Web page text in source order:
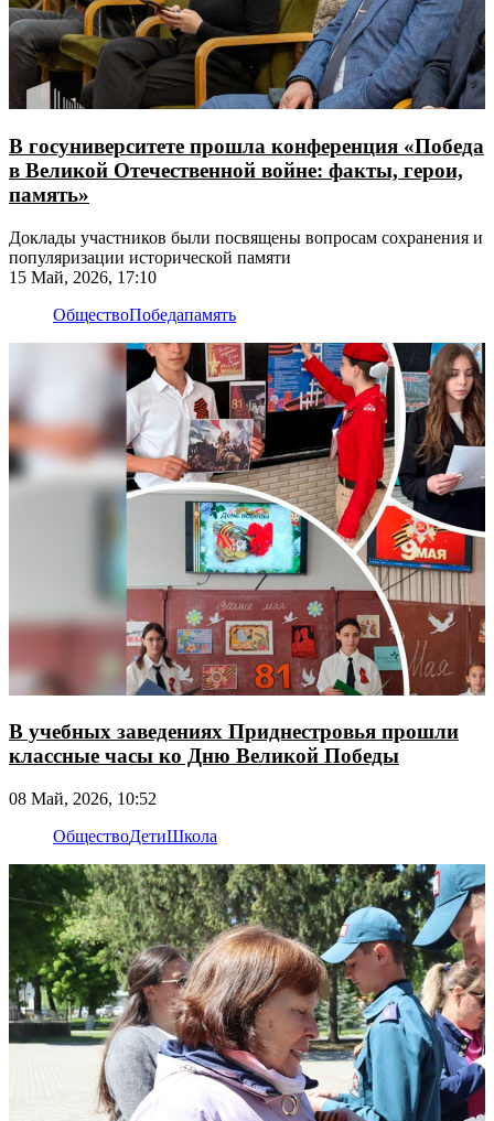
В госуниверситете прошла конференция «Победа
в Великой Отечественной войне: факты, герои,
память»
Доклады участников были посвящены вопросам сохранения и
популяризации исторической памяти
15 Май, 2026, 17:10
ОбществоПобедапамять
В учебных заведениях Приднестровья прошли
классные часы ко Дню Великой Победы
08 Май, 2026, 10:52
ОбществоДетиШкола